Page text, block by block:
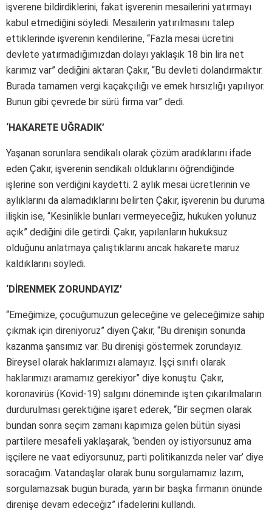
işverene bildirdiklerini, fakat işverenin mesailerini yatırmayı
kabul etmediğini söyledi. Mesailerin yatırılmasını talep
ettiklerinde işverenin kendilerine, “Fazla mesai ücretini
devlete yatırmadığımızdan dolayı yaklaşık 18 bin lira net
karımız var” dediğini aktaran Çakır, “Bu devleti dolandırmaktır.
Burada tamamen vergi kaçakçılığı ve emek hırsızlığı yapılıyor.
Bunun gibi çevrede bir sürü firma var” dedi.
‘HAKARETE UĞRADIK’
Yaşanan sorunlara sendikalı olarak çözüm aradıklarını ifade
eden Çakır, işverenin sendikalı olduklarını öğrendiğinde
işlerine son verdiğini kaydetti. 2 aylık mesai ücretlerinin ve
aylıklarını da alamadıklarını belirten Çakır, işverenin bu duruma
ilişkin ise, “Kesinlikle bunları vermeyeceğiz, hukuken yolunuz
açık” dediğini dile getirdi. Çakır, yapılanların hukuksuz
olduğunu anlatmaya çalıştıklarını ancak hakarete maruz
kaldıklarını söyledi.
‘DİRENMEK ZORUNDAYIZ’
“Emeğimize, çocuğumuzun geleceğine ve geleceğimize sahip
çıkmak için direniyoruz” diyen Çakır, “Bu direnişin sonunda
kazanma şansımız var. Bu direnişi göstermek zorundayız.
Bireysel olarak haklarımızı alamayız. İşçi sınıfı olarak
haklarımızı aramamız gerekiyor” diye konuştu. Çakır,
koronavirüs (Kovid-19) salgını döneminde işten çıkarılmaların
durdurulması gerektiğine işaret ederek, “Bir seçmen olarak
bundan sonra seçim zamanı kapımıza gelen bütün siyasi
partilere mesafeli yaklaşarak, ‘benden oy istiyorsunuz ama
işçilere ne vaat ediyorsunuz, parti politikanızda neler var’ diye
soracağım. Vatandaşlar olarak bunu sorgulamamız lazım,
sorgulamazsak bugün burada, yarın bir başka firmanın önünde
direnişe devam edeceğiz” ifadelerini kullandı.